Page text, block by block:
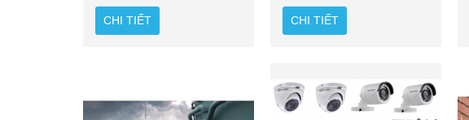
CHI TIẾT CHI TIẾT